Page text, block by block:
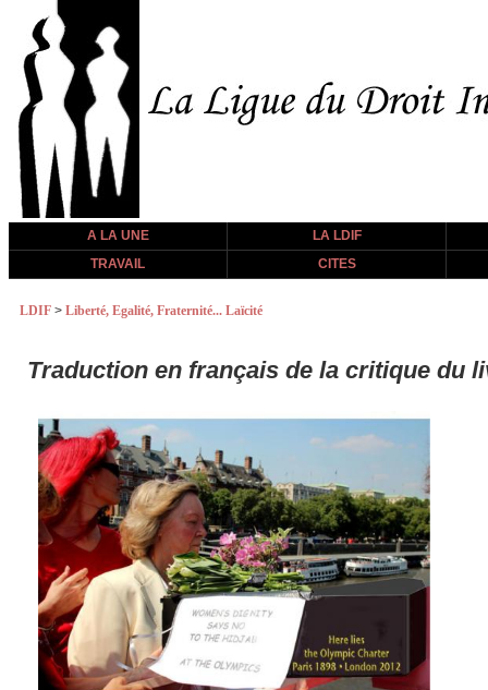
A LA UNE
LA LDIF
TRAVAIL
CITES
LDIF > Liberté, Egalité, Fraternité... Laïcité
Traduction en français de la critique du